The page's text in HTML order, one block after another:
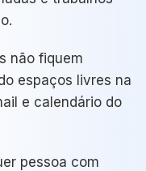
não fiquem
espaços livres na
e calendário do
pessoa com